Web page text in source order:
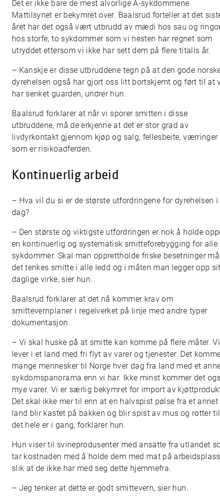
Det er ikke bare de mest alvorlige A-sykdommene
Mattilsynet er bekymret over. Baalsrud forteller at det
året har det også vært utbrudd av mædi hos sau og
hos storfe, to sykdommer som vi nesten har regnet som
utryddet ettersom vi ikke har sett dem på flere titalls år.
– Kanskje er disse utbruddene tegn på at den gode
dyrehelsen også har gjort oss litt bortskjemt og ført til at
har senket guarden, undrer hun.
Baalsrud forklarer at når vi sporer smitten i disse
utbruddene, må de erkjenne at det er stor grad av
livdyrkontakt gjennom kjøp og salg, fellesbeite, værringer
som er risikoadferden.
Kontinuerlig arbeid
– Hva vil du si er de største utfordringene for dyrehelsen i
dag?
– Den største og viktigste utfordringen er nok å holde
en kontinuerlig og systematisk smitteforebygging for alle
sykdommer. Skal man opprettholde friske besetninger må
det tenkes smitte i alle ledd og i måten man legger opp
daglige virke, sier hun.
Baalsrud forklarer at det nå kommer krav om
smittevernplaner i regelverket på linje med andre typer
dokumentasjon.
– Vi skal huske på at smitte kan komme på flere måter. Vi
lever i et land med fri flyt av varer og tjenester. Det
mange mennesker til Norge hver dag fra land med et
sykdomspanorama enn vi har. Ikke minst kommer det
mye varer. Vi er særlig bekymret for import av
Det skal ikke mer til enn at en halvspist pølse fra et annet
land blir kastet på bakken og blir spist av mus og rotter til
det hele er i gang, forklarer hun.
Hun viser til svineprodusenter med ansatte fra utlandet
tar kostnaden med å holde dem med mat på
slik at de ikke har med seg dette hjemmefra.
– Jeg tenker at dette er godt smittevern, sier hun.